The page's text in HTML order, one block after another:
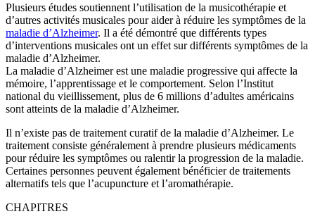
Plusieurs études soutiennent l’utilisation de la musicothérapie et
d’autres activités musicales pour aider à réduire les symptômes de la
maladie d’Alzheimer. Il a été démontré que différents types
d’interventions musicales ont un effet sur différents symptômes de la
maladie d’Alzheimer.
La maladie d’Alzheimer est une maladie progressive qui affecte la
mémoire, l’apprentissage et le comportement. Selon l’Institut
national du vieillissement, plus de 6 millions d’adultes américains
sont atteints de la maladie d’Alzheimer.
Il n’existe pas de traitement curatif de la maladie d’Alzheimer. Le
traitement consiste généralement à prendre plusieurs médicaments
pour réduire les symptômes ou ralentir la progression de la maladie.
Certaines personnes peuvent également bénéficier de traitements
alternatifs tels que l’acupuncture et l’aromathérapie.
CHAPITRES